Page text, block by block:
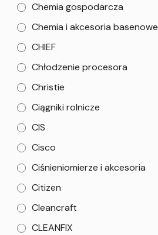
Chemia gospodarcza
Chemia i akcesoria basenowe
CHIEF
Chłodzenie procesora
Christie
Ciągniki rolnicze
CIS
Cisco
Ciśnieniomierze i akcesoria
Citizen
Cleancraft
CLEANFIX